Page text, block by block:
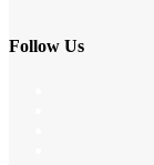
Follow Us